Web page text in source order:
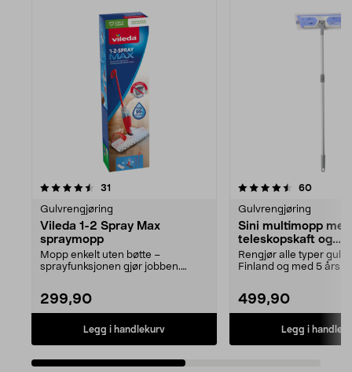
31
Gulvrengjøring
Vileda 1-2 Spray Max
spraymopp
Mopp enkelt uten bøtte –
sprayfunksjonen gjør jobben.
299,90
Legg i handlekurv
4.5av 5 stjerner 60
Gulvrengjøring
Sini multimopp med
teleskopskaft og
universalmopp
Rengjør alle typer gulv
Finland og med 5 års
499,90
Legg i
4.5av 5 stjerner